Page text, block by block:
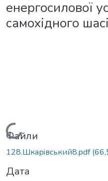
енергосилової
самохідного шасі
Вантажиться...
Файли
128.Шкарiвський8.pdf
Дата